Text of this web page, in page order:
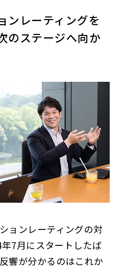
ンレーティングを
のステージへ向か
ョンレーティングの対
7月にスタートしたば
響が分かるのはこれか